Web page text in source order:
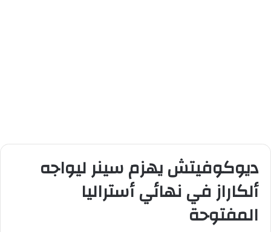
ديوكوفيتش يهزم سينر ليواجه
ألكاراز في نهائي أستراليا
المفتوحة